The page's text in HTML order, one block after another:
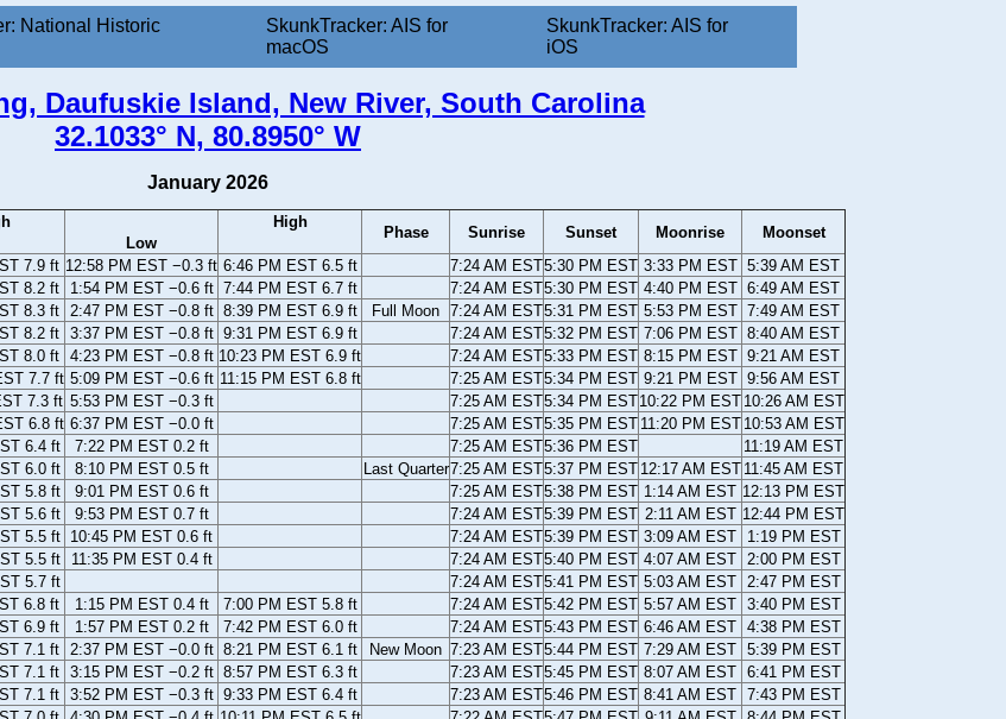
National Historic
SkunkTracker: AIS for
macOS
SkunkTracker: AIS for
iOS
Daufuskie Island, New River, South Carolina
32.1033° N, 80.8950° W
January 2026
Low
High
Phase Sunrise Sunset Moonrise
Moonset
7.9 ft 12:58 PM EST −0.3 ft 6:46 PM EST 6.5 ft 7:24 AM EST5:30 PM EST 3:33 PM EST 5:39 AM EST
8.2 ft 1:54 PM EST −0.6 ft 7:44 PM EST 6.7 ft 7:24 AM EST5:30 PM EST 4:40 PM EST 6:49 AM EST
8.3 ft 2:47 PM EST −0.8 ft 8:39 PM EST 6.9 ft Full Moon 7:24 AM EST5:31 PM EST 5:53 PM EST 7:49 AM EST
8.2 ft 3:37 PM EST −0.8 ft 9:31 PM EST 6.9 ft 7:24 AM EST5:32 PM EST 7:06 PM EST 8:40 AM EST
8.0 ft 4:23 PM EST −0.8 ft 10:23 PM EST 6.9 ft 7:24 AM EST5:33 PM EST 8:15 PM EST 9:21 AM EST
7.7 ft 5:09 PM EST −0.6 ft 11:15 PM EST 6.8 ft 7:25 AM EST5:34 PM EST 9:21 PM EST 9:56 AM EST
7.3 ft 5:53 PM EST −0.3 ft 7:25 AM EST5:34 PM EST10:22 PM EST 10:26 AM EST
6.8 ft 6:37 PM EST −0.0 ft 7:25 AM EST5:35 PM EST 11:20 PM EST 10:53 AM EST
6.4 ft 7:22 PM EST 0.2 ft 7:25 AM EST5:36 PM EST
11:19 AM EST
6.0 ft 8:10 PM EST 0.5 ft Last Quarter7:25 AM EST5:37 PM EST 12:17 AM EST 11:45 AM EST
5.8 ft 9:01 PM EST 0.6 ft 7:25 AM EST5:38 PM EST 1:14 AM EST 12:13 PM EST
5.6 ft 9:53 PM EST 0.7 ft 7:24 AM EST5:39 PM EST 2:11 AM EST 12:44 PM EST
5.5 ft 10:45 PM EST 0.6 ft 7:24 AM EST5:39 PM EST 3:09 AM EST
1:19 PM EST
5.5 ft 11:35 PM EST 0.4 ft 7:24 AM EST5:40 PM EST 4:07 AM EST 2:00 PM EST
5.7 ft 7:24 AM EST5:41 PM EST 5:03 AM EST 2:47 PM EST
6.8 ft 1:15 PM EST 0.4 ft 7:00 PM EST 5.8 ft 7:24 AM EST5:42 PM EST 5:57 AM EST 3:40 PM EST
6.9 ft 1:57 PM EST 0.2 ft 7:42 PM EST 6.0 ft 7:24 AM EST5:43 PM EST 6:46 AM EST 4:38 PM EST
7.1 ft 2:37 PM EST −0.0 ft 8:21 PM EST 6.1 ft New Moon 7:23 AM EST5:44 PM EST 7:29 AM EST 5:39 PM EST
7.1 ft 3:15 PM EST −0.2 ft 8:57 PM EST 6.3 ft 7:23 AM EST5:45 PM EST 8:07 AM EST 6:41 PM EST
7.1 ft 3:52 PM EST −0.3 ft 9:33 PM EST 6.4 ft 7:23 AM EST5:46 PM EST 8:41 AM EST 7:43 PM EST